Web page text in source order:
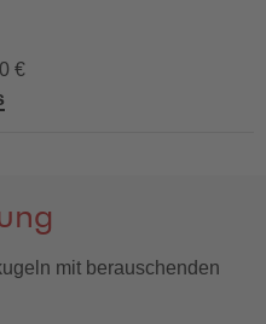
€
mit berauschenden